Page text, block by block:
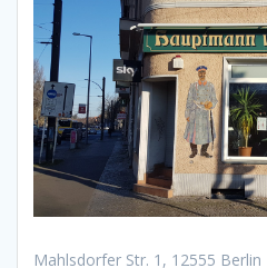
Mahlsdorfer Str. 1, 12555 Berlin